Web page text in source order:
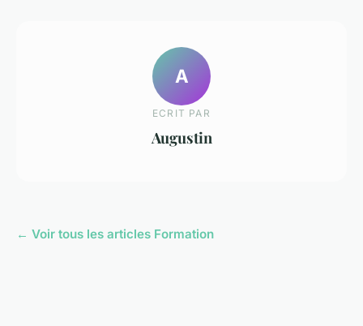
A
ECRIT PAR
Augustin
← Voir tous les articles Formation